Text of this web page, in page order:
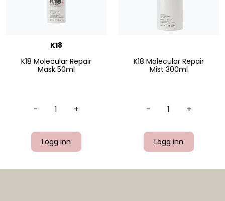
K18
K18 Molecular Repair
Mask 50ml
- +
Logg inn
K18 Molecular Repair
Mist 300ml
- +
Logg inn